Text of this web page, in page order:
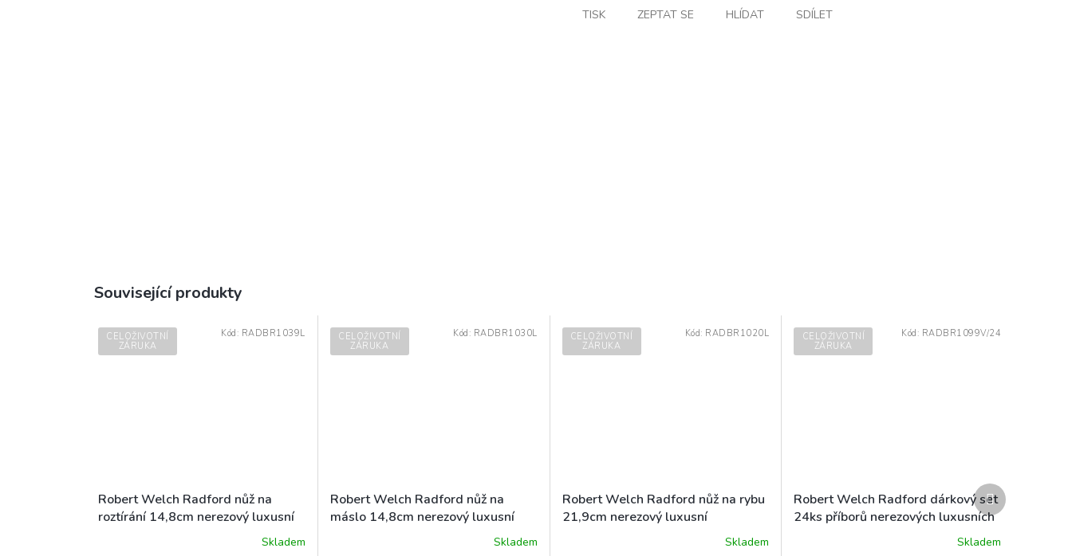
TISK ZEPTAT SE HLÍDAT SDÍLET
Související produkty
CELOŽIVOTNÍ
ZÁRUKA
Robert Welch Radford nůž na
roztírání 14,8cm nerezový luxusní
Skladem
Kód: RADBR1039L
CELOŽIVOTNÍ
ZÁRUKA
Robert Welch Radford nůž na
máslo 14,8cm nerezový luxusní
Skladem
Kód: RADBR1030L
CELOŽIVOTNÍ
ZÁRUKA
Robert Welch Radford nůž na rybu
21,9cm nerezový luxusní
Skladem
Kód: RADBR1020L
CELOŽIVOTNÍ
ZÁRUKA
Robert Welch Radford dárkový set
24ks příborů nerezových luxusních
Skladem
Kód: RADBR1099V/24
Další
produkt